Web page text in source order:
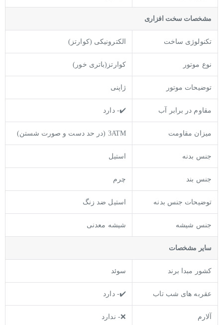
مشخصات سخت افزاری
تکنولوژی ساخت الکترونیکی (کوارتز)
نوع موتور کوارتز(باتری خور)
توضیحات موتور ژاپنی
مقاوم در برابر آب ✔️- دارد
میزان مقاومت 3ATM (در حد دست و صورت شستن)
جنس بدنه استیل
جنس بند چرم
توضيحات جنس بدنه استیل ضد زنگ
جنس شیشه شیشه معدنی
ساير مشخصات
کشور مبدا برند سوئد
عقربه های شب تاب ✔️- دارد
آلارم ❌- ندارد